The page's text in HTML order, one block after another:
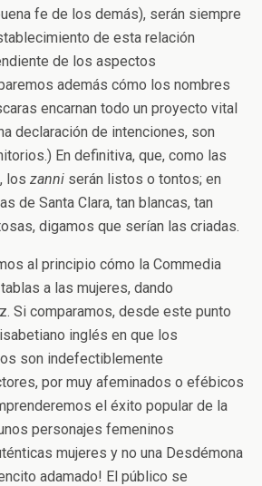
fe de los demás), serán siempre
de esta relación
de los aspectos
además cómo los nombres
encarnan todo un proyecto vital
declaración de intenciones, son
En definitiva, que, como las
los zanni serán listos o tontos; en
de Santa Clara, tan blancas, tan
digamos que serían las criadas.
al principio cómo la Commedia
a las mujeres, dando
Si comparamos, desde este punto
inglés en que los
son indefectiblemente
por muy afeminados o efébicos
el éxito popular de la
personajes femeninos
mujeres y no una Desdémona
adamado! El público se